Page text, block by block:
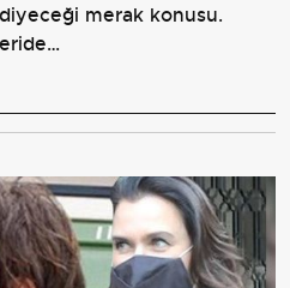
merak konusu.